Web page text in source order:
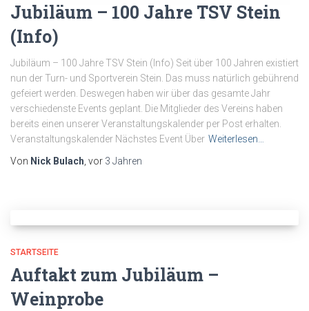
Jubiläum – 100 Jahre TSV Stein
(Info)
Jubiläum – 100 Jahre TSV Stein (Info) Seit über 100 Jahren existiert
nun der Turn- und Sportverein Stein. Das muss natürlich gebührend
gefeiert werden. Deswegen haben wir über das gesamte Jahr
verschiedenste Events geplant. Die Mitglieder des Vereins haben
bereits einen unserer Veranstaltungskalender per Post erhalten.
Veranstaltungskalender Nächstes Event Über Weiterlesen…
Von Nick Bulach, vor 3 Jahren
STARTSEITE
Auftakt zum Jubiläum –
Weinprobe